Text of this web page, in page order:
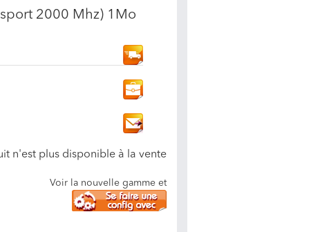
2000 Mhz) 1Mo
n'est plus disponible à la vente
Voir la nouvelle gamme et